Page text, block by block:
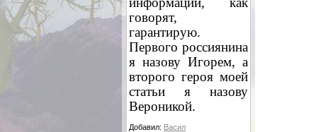
говорят,
гарантирую.
Первого россиянина
я назову Игорем, а
второго героя моей
статьи я назову
Вероникой.
Добавил: Васил